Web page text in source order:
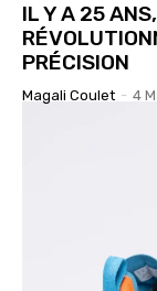
IL Y A 25
PRÉCISION
Magali Coulet - 4